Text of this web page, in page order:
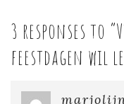
3 responses to “
feestdagen wil